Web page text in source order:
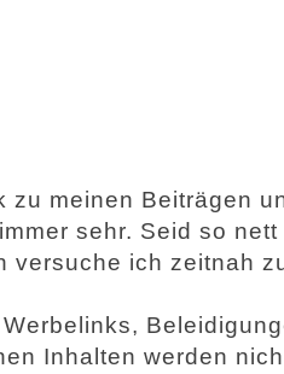
zu meinen Beiträgen
sehr. Seid so
versuche ich zeitnah
Inhalten werden